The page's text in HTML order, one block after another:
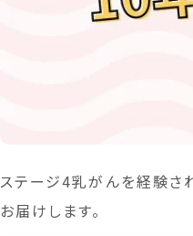
ステージ4乳がんを経験さ
お届けします。